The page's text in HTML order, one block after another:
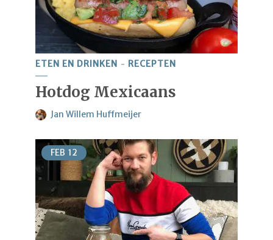
ETEN EN DRINKEN RECEPTEN
Hotdog Mexicaans
Jan Willem Huffmeijer
FEB 12